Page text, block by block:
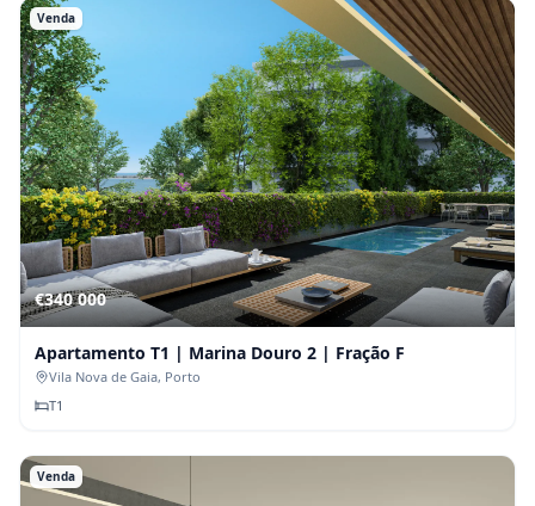
Venda
€340 000
Apartamento T1 | Marina Douro 2 | Fração F
Vila Nova de Gaia, Porto
T1
Venda